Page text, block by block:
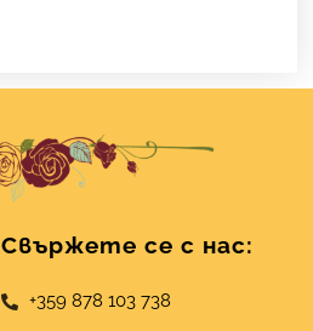
Свържете се с нас:
+359 878 103 738